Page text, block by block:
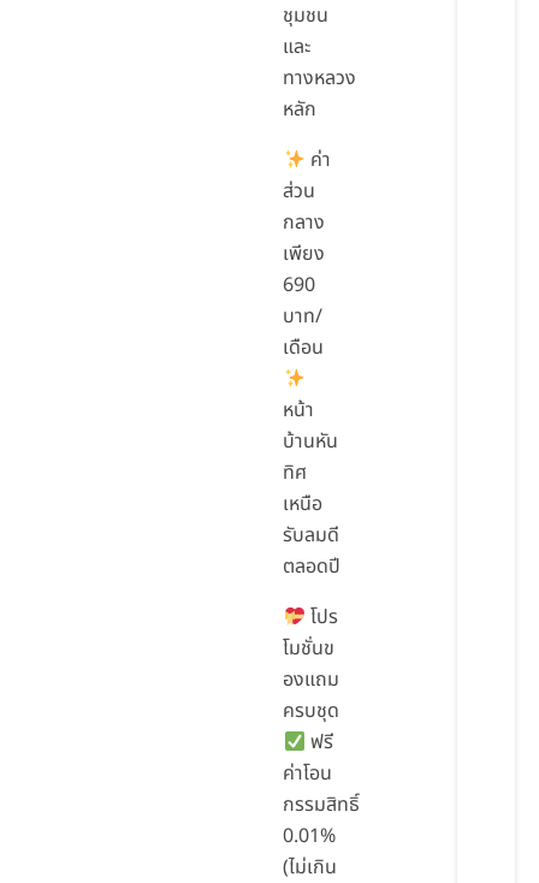
ชุมชน
และ
ทางหลวง
หลัก
ค่า
ส่วน
กลาง
เพียง
690
บาท/
เดือน
หน้า
บ้านหัน
ทิศ
เหนือ
รับลมดี
ตลอดปี
โปร
โมชั่นข
องแถม
ครบชุด
ฟรี
ค่าโอน
กรรมสิทธิ์
0.01%
(ไม่เกิน